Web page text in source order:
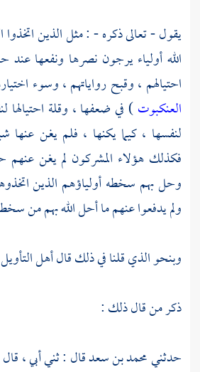
يقول - تعالى ذكره - : مثل الذين اتخذوا
الله أولياء يرجون نصرها ونفعها
احتيالهم ، وقبح رواياتهم ، وسوء
العنكبوت) في ضعفها ، وقلة احتيالها
لنفسها ، كيما يكنها ، فلم يغن عنها
فكذلك هؤلاء المشركون لم يغن عنهم
وحل بهم سخطه أولياؤهم الذين
ولم يدفعوا عنهم ما أحل الله بهم من
وبنحو الذي قلنا في ذلك قال أهل
ذكر من قال ذلك :
حدثنيمحمد بن سعدقال : ثني أبي ،